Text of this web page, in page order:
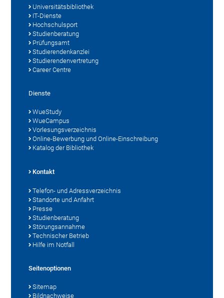
Universitätsbibliothek
IT-Dienste
Hochschulsport
Studienberatung
Prüfungsamt
Studierendenkanzlei
Studierendenvertretung
Career Centre
Dienste
WueStudy
WueCampus
Vorlesungsverzeichnis
Online-Bewerbung und Online-Einschreibung
Katalog der Bibliothek
Kontakt
Telefon- und Adressverzeichnis
Standorte und Anfahrt
Presse
Studienberatung
Störungsannahme
Technischer Betrieb
Hilfe im Notfall
Seitenoptionen
Sitemap
Bildnachweise